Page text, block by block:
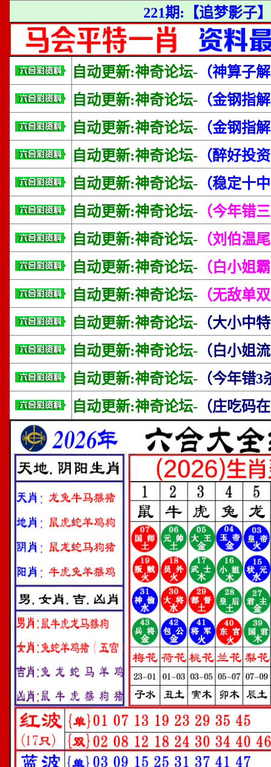
221期:【追梦影子
自动更新:神奇论坛- （神算子
自动更新:神奇论坛- （金钢指
自动更新:神奇论坛- （金钢指
自动更新:神奇论坛- （醉好投
自动更新:神奇论坛- （稳定十
自动更新:神奇论坛- （今年错
自动更新:神奇论坛- （刘伯温
自动更新:神奇论坛- （白小姐
自动更新:神奇论坛- （无敌单
自动更新:神奇论坛- （大小中
自动更新:神奇论坛- （白小姐
自动更新:神奇论坛- （今年错
自动更新:神奇论坛- （庄吃码